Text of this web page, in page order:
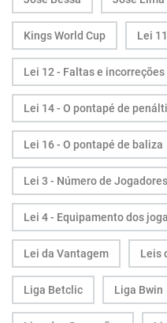
Kings World Cup Lei
Lei 12 - Faltas e incorreções
Lei 14 - O pontapé de penálti
Lei 16 - O pontapé de baliza
Lei 3 - Número de Jogadores
Lei 4 - Equipamento dos
Lei da Vantagem Leis
Liga Betclic Liga Bwin